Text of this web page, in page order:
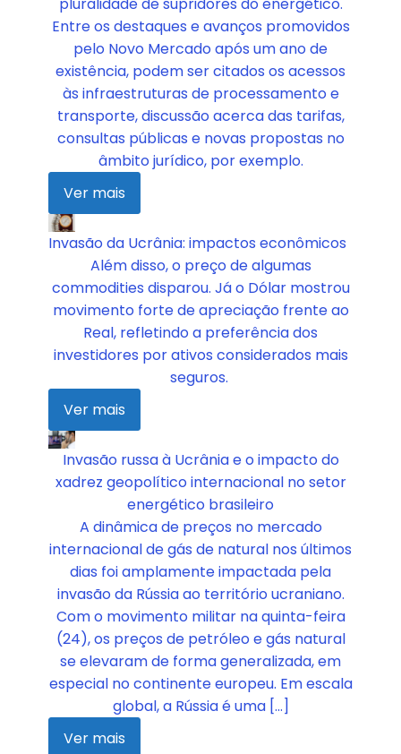
Entre os destaques e avanços promovidos
pelo Novo Mercado após um ano de
existência, podem ser citados os acessos
às infraestruturas de processamento e
transporte, discussão acerca das tarifas,
consultas públicas e novas propostas no
âmbito jurídico, por exemplo.
Ver mais
Invasão da Ucrânia: impactos econômicos
Além disso, o preço de algumas
commodities disparou. Já o Dólar mostrou
movimento forte de apreciação frente ao
Real, refletindo a preferência dos
investidores por ativos considerados mais
seguros.
Ver mais
Invasão russa à Ucrânia e o impacto do
xadrez geopolítico internacional no setor
energético brasileiro
A dinâmica de preços no mercado
internacional de gás de natural nos últimos
dias foi amplamente impactada pela
invasão da Rússia ao território ucraniano.
Com o movimento militar na quinta-feira
(24), os preços de petróleo e gás natural
se elevaram de forma generalizada, em
especial no continente europeu. Em escala
global, a Rússia é uma […]
Ver mais